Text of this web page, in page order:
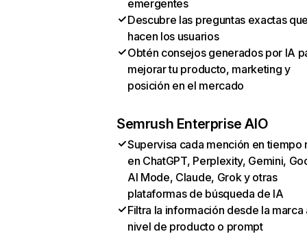
emergentes
Descubre las preguntas exactas
hacen los usuarios
Obtén consejos generados por IA
mejorar tu producto, marketing y
posición en el mercado
Semrush Enterprise AIO
Supervisa cada mención en tiempo
en ChatGPT, Perplexity, Gemini,
AI Mode, Claude, Grok y otras
plataformas de búsqueda de IA
Filtra la información desde la marca
nivel de producto o prompt